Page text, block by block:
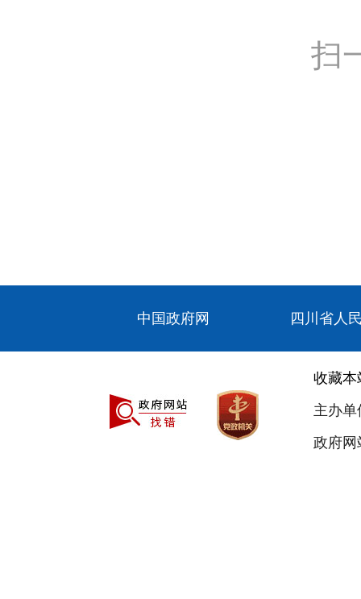
扫
中国政府网 四川省人
收藏本
主办
政府网